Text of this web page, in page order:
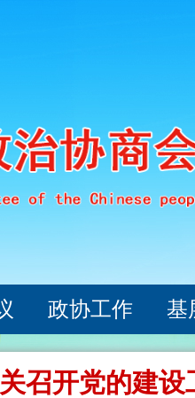
政协工作 基
召开党的建设